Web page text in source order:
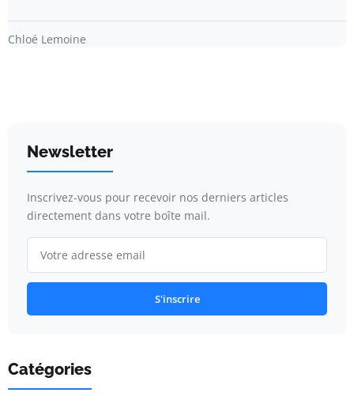
Chloé Lemoine
Newsletter
Inscrivez-vous pour recevoir nos derniers articles
directement dans votre boîte mail.
S'inscrire
Catégories